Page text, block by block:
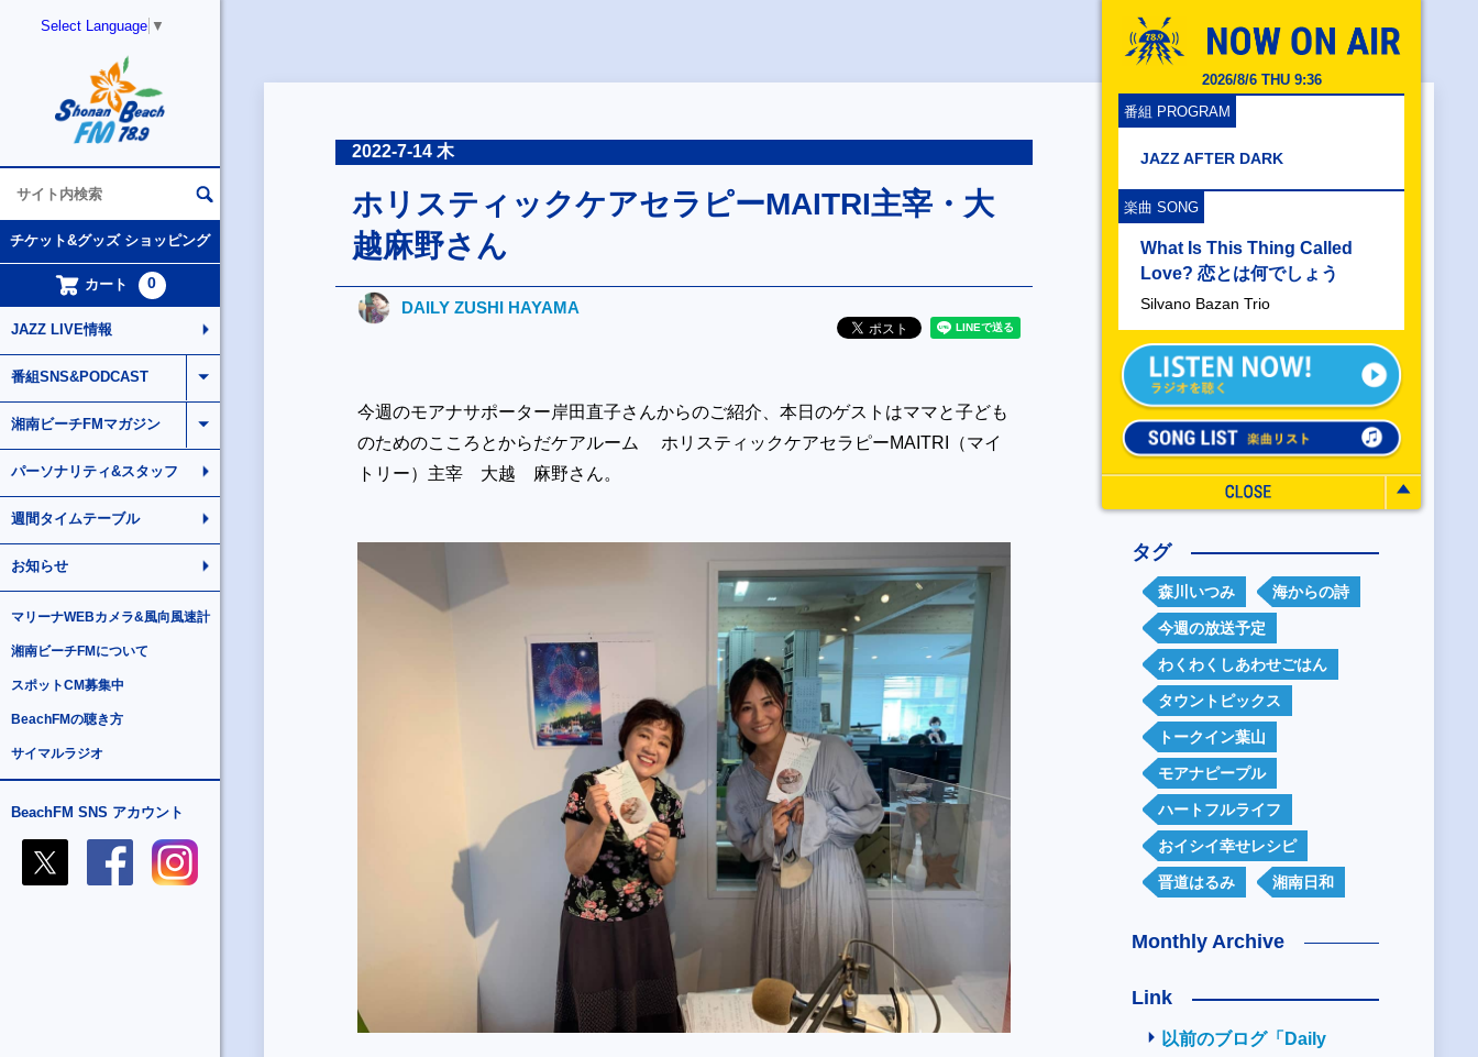
Select Language ▼
2026/8/6 THU 9:36
番組 PROGRAM
JAZZ AFTER DARK
楽曲 SONG
What Is This Thing Called
Love? 恋とは何でしょう
Silvano Bazan Trio
チケット&グッズ ショッピング
カート 0
JAZZ LIVE情報
番組SNS&PODCAST
湘南ビーチFMマガジン
パーソナリティ&スタッフ
週間タイムテーブル
お知らせ
マリーナWEBカメラ&風向風速計
湘南ビーチFMについて
スポットCM募集中
BeachFMの聴き方
サイマルラジオ
BeachFM SNS アカウント
2022-7-14 木
ホリスティックケアセラピーMAITRI主宰・大
越麻野さん
DAILY ZUSHI HAYAMA
今週のモアナサポーター岸田直子さんからのご紹介、本日のゲストはママと子ども
のためのこころとからだケアルーム ホリスティックケアセラピーMAITRI（マイ
トリー）主宰 大越 麻野さん。
タグ
森川いつみ 海からの詩
今週の放送予定
わくわくしあわせごはん
タウントピックス
トークイン葉山
モアナピープル
ハートフルライフ
おイシイ幸せレシピ
晋道はるみ 湘南日和
Monthly Archive
Link
以前のブログ「Daily